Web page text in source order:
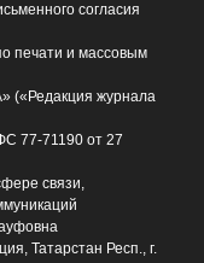
согласия
печати и массовым
журнала
77-71190 от 27
связи,
Татарстан Респ., г.